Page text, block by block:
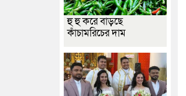
হু হু করে বাড়ছে
কাঁচামরিচের দাম